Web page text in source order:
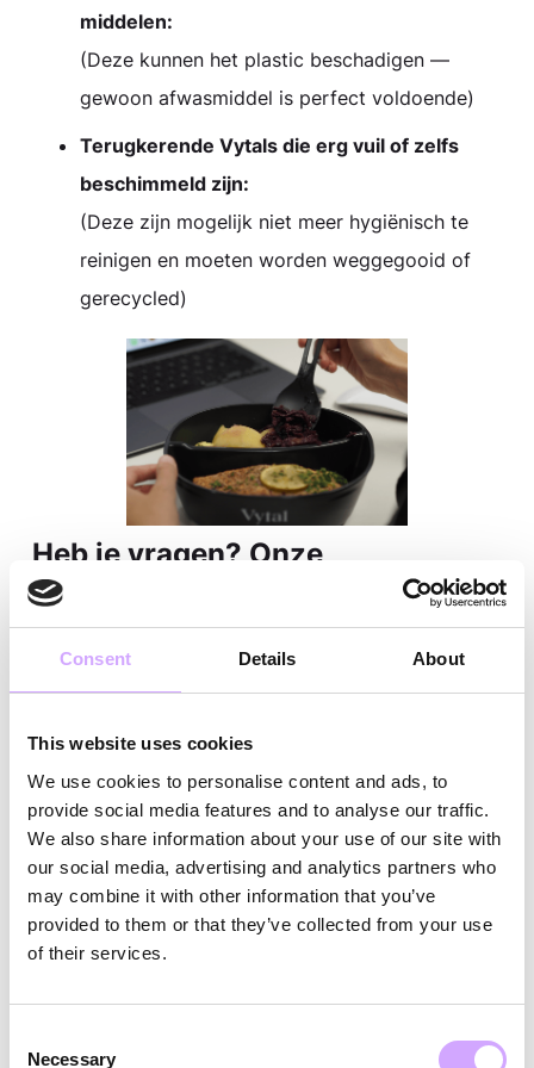
Consent Details About
This website uses cookies
We use cookies to personalise content and ads, to
provide social media features and to analyse our traffic.
We also share information about your use of our site with
our social media, advertising and analytics partners who
may combine it with other information that you’ve
provided to them or that they’ve collected from your use
of their services.
Selection
Necessary
middelen:
(Deze kunnen het plastic beschadigen —
gewoon afwasmiddel is perfect voldoende)
Terugkerende Vytals die erg vuil of zelfs
beschimmeld zijn:
(Deze zijn mogelijk niet meer hygiënisch te
reinigen en moeten worden weggegooid of
gerecycled)
Heb je vragen? Onze
klantenservice helpt je graag
verder!
Zelfs voor speciale gevallen hebben we een
De QR-code is beschadigd of ontbreekt:
Stuur de Vytal terug naar een van onze
partners en stuur ons een e-mail naar
hallo@vytal.org
met de locatie en de naam
van de Vytal. We zullen het handmatig uit het
systeem verwijderen.
Het deksel of de basis is verloren:
In dit geval rekenen we slechts de helft van de